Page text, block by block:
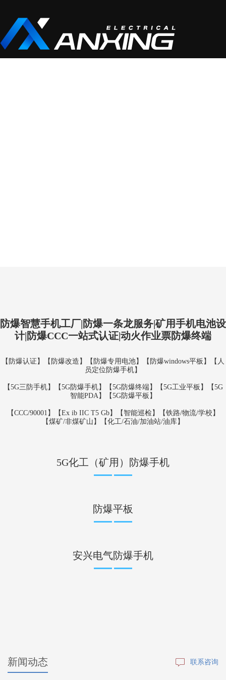
防爆智慧手机工厂|防爆一条龙服务|矿用手机电池设
计|防爆CCC一站式认证|动火作业票防爆终端
【防爆认证】【防爆改造】【防爆专用电池】【防爆windows平板】【人
员定位防爆手机】
【5G三防手机】【5G防爆手机】【5G防爆终端】【5G工业平板】【5G
智能PDA】【5G防爆平板】
【CCC/90001】【Ex ib IIC T5 Gb】【智能巡检】【铁路/物流/学校】
【煤矿/非煤矿山】【化工/石油/加油站/油库】
5G化工（矿用）防爆手机
防爆平板
安兴电气防爆手机
新闻动态 联系咨询